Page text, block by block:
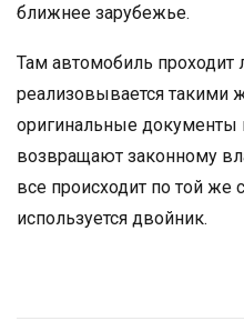
ближнее зарубежье.
Там автомобиль проходит
реализовывается такими
оригинальные
возвращают законному
все происходит по той же
используется двойник.